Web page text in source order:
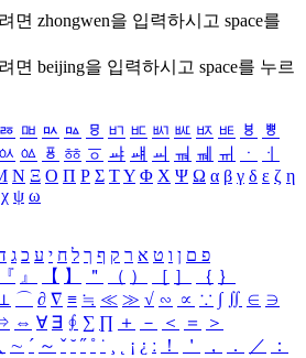
면 zhongwen을 입력하시고 space를
면 beijing을 입력하시고 space를 누르
ㅭ ㅮ ㅯ ㅰ ㅱ ㅲ ㅳ ㅴ ㅵ ㅶ ㅷ ㅸ
ㅹ
ㆂ ㆃ ㆄ ㆅ ㆆ ㆇ ㆈ ㆉ ㆊ ㆋ ㆌ ㆍ
ㆎ
Ν Ξ Ο Π Ρ Σ ΤΥ Φ Χ Ψ Ω α β γ δ ε ζ η
χ ψ ω
פ ם ן ו ט א ר ק ף ך ל ח י ע כ ג
『 』 【 】 ＂ （ ） ［ ］ ｛ ｝
⊥ ⌒ ∂ ∇ ≡ ≒ ≪ ≫ √ ∽ ∝ ∵ ∫ ∬ ∈ ∋
⇔ ∀ ∃ ∮ ∑ ∏ ＋ － ＜ ＝
＞
∼ ´ ～ ˇ ˘ ˝ ˚ ˙ ¸ ¡ ¿ ː ！ ＇ ， ． ／
：